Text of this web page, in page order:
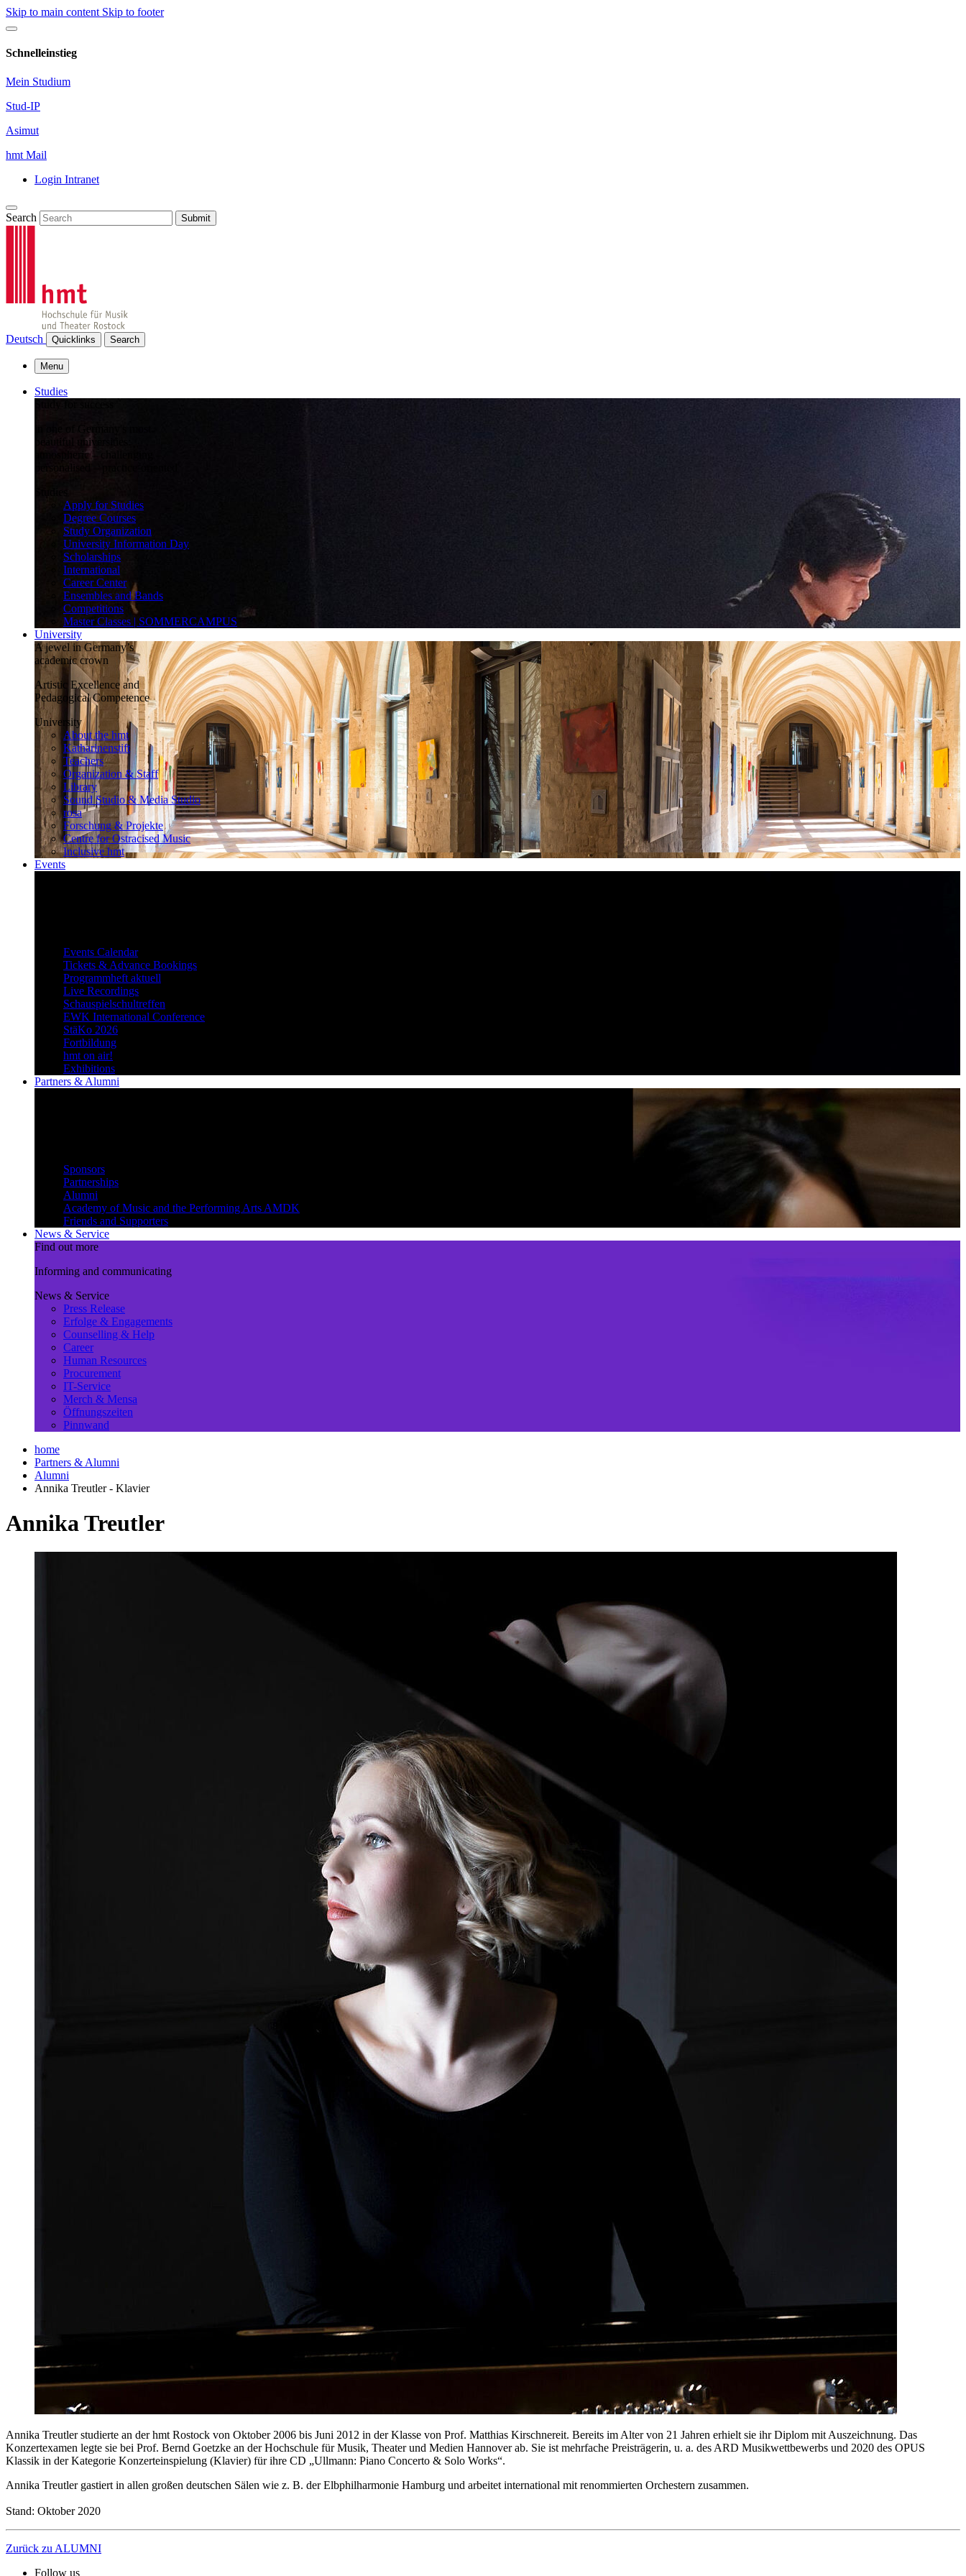
Skip to main content Skip to footer
Schnelleinstieg
Mein Studium
Stud-IP
Asimut
hmt Mail
Login Intranet
Search Submit
Deutsch Quicklinks Search
Menu
Studies
in one of Germany's most
beautiful universities:
atmospheric – challenging –
Apply for Studies
Degree Courses
Study Organization
University Information Day
Scholarships
International
Career Center
Ensembles and Bands
Competitions
Master Classes | SOMMERCAMPUS
University
A jewel in Germany’s
academic crown
Artistic Excellence and
Pedagogical Competence
University
About the hmt
Katharinenstift
Teachers
Organization & Staff
Library
Sound Studio & Media Studio
rosa
Forschung & Projekte
Centre for Ostracised Music
Inclusive hmt
Events
Events Calendar
Tickets & Advance Bookings
Programmheft aktuell
Live Recordings
Schauspielschultreffen
EWK International Conference
StäKo 2026
Fortbildung
hmt on air!
Exhibitions
Partners & Alumni
Sponsors
Partnerships
Alumni
Academy of Music and the Performing Arts AMDK
Friends and Supporters
News & Service
Find out more
Informing and communicating
News & Service
Press Release
Erfolge & Engagements
Counselling & Help
Career
Human Resources
Procurement
IT-Service
Merch & Mensa
Öffnungszeiten
Pinnwand
home
Partners & Alumni
Alumni
Annika Treutler - Klavier
Annika Treutler
Annika Treutler studierte an der hmt Rostock von Oktober 2006 bis Juni 2012 in der Klasse von Prof. Matthias Kirschnereit. Bereits im Alter von 21 Jahren erhielt sie ihr Diplom mit Auszeichnung. Das
Konzertexamen legte sie bei Prof. Bernd Goetzke an der Hochschule für Musik, Theater und Medien Hannover ab. Sie ist mehrfache Preisträgerin, u. a. des ARD Musikwettbewerbs und 2020 des OPUS
Klassik in der Kategorie Konzerteinspielung (Klavier) für ihre CD „Ullmann: Piano Concerto & Solo Works“.
Annika Treutler gastiert in allen großen deutschen Sälen wie z. B. der Elbphilharmonie Hamburg und arbeitet international mit renommierten Orchestern zusammen.
Stand: Oktober 2020
Zurück zu ALUMNI
Follow us